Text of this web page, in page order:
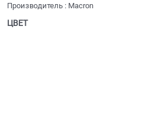
Производитель : Macron
ЦВЕТ